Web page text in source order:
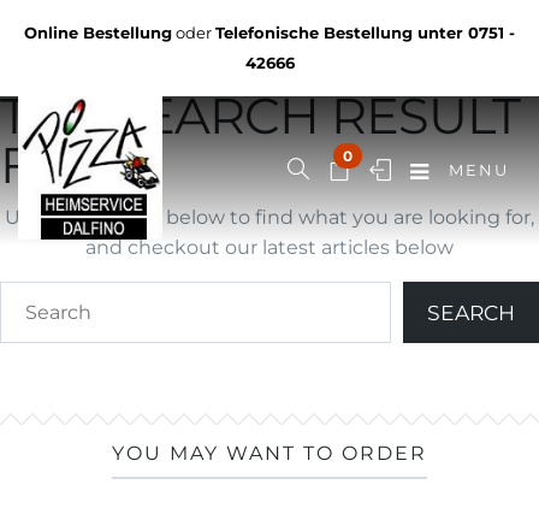
Online BestellungoderTelefonische Bestellung unter 0751 -
42666
0
MENU
YOU ARE BROWSING
THE SEARCH RESULT
FOR ""
Use search form below to find what you are looking for,
and checkout our latest articles below
YOU MAY WANT TO ORDER